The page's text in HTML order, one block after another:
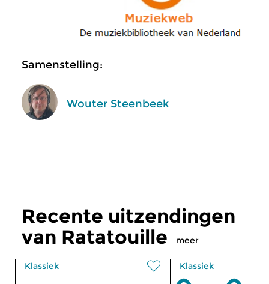
Samenstelling:
Wouter Steenbeek
Recente uitzendingen
van Ratatouille
meer
Klassiek Klassiek